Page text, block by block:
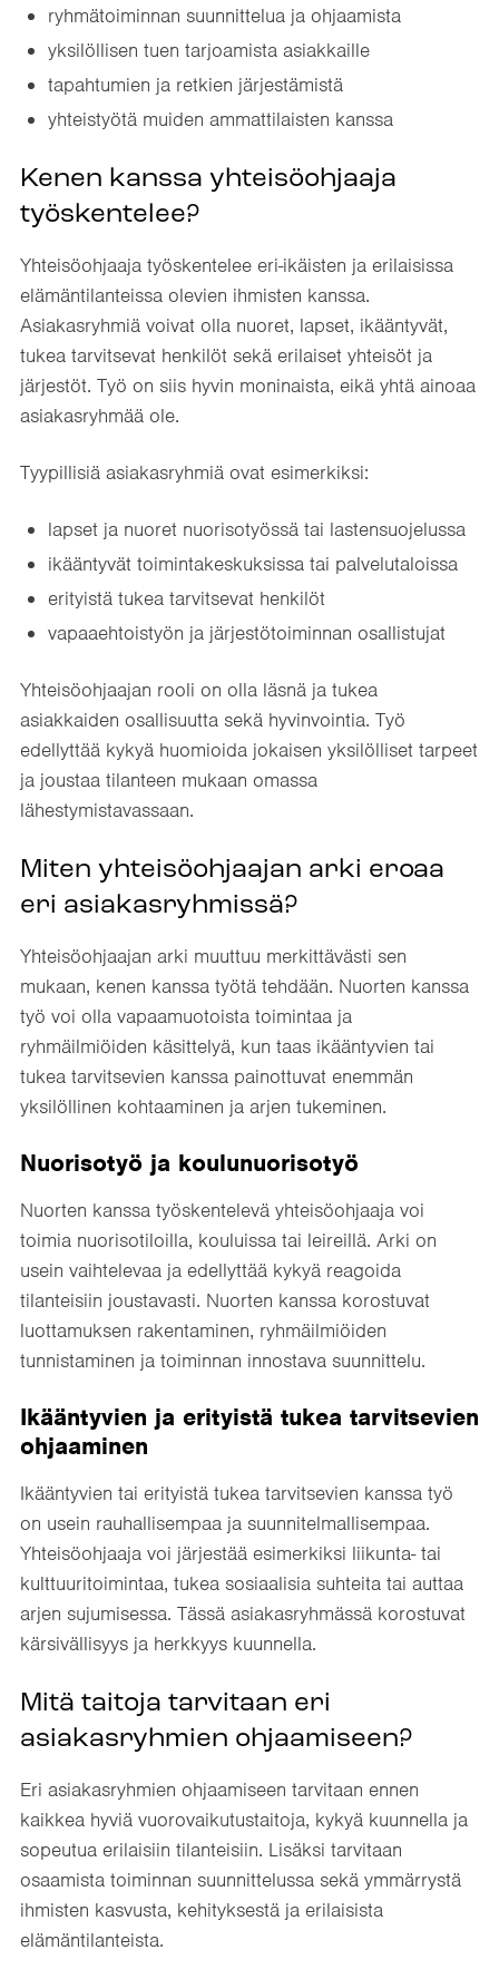
ryhmätoiminnan suunnittelua ja ohjaamista
yksilöllisen tuen tarjoamista asiakkaille
tapahtumien ja retkien järjestämistä
yhteistyötä muiden ammattilaisten kanssa
Kenen kanssa yhteisöohjaaja
työskentelee?
Yhteisöohjaaja työskentelee eri-ikäisten ja erilaisissa
elämäntilanteissa olevien ihmisten kanssa.
Asiakasryhmiä voivat olla nuoret, lapset, ikääntyvät,
tukea tarvitsevat henkilöt sekä erilaiset yhteisöt ja
järjestöt. Työ on siis hyvin moninaista, eikä yhtä ainoaa
asiakasryhmää ole.
Tyypillisiä asiakasryhmiä ovat esimerkiksi:
lapset ja nuoret nuorisotyössä tai lastensuojelussa
ikääntyvät toimintakeskuksissa tai palvelutaloissa
erityistä tukea tarvitsevat henkilöt
vapaaehtoistyön ja järjestötoiminnan osallistujat
Yhteisöohjaajan rooli on olla läsnä ja tukea
asiakkaiden osallisuutta sekä hyvinvointia. Työ
edellyttää kykyä huomioida jokaisen yksilölliset tarpeet
ja joustaa tilanteen mukaan omassa
lähestymistavassaan.
Miten yhteisöohjaajan arki eroaa
eri asiakasryhmissä?
Yhteisöohjaajan arki muuttuu merkittävästi sen
mukaan, kenen kanssa työtä tehdään. Nuorten kanssa
työ voi olla vapaamuotoista toimintaa ja
ryhmäilmiöiden käsittelyä, kun taas ikääntyvien tai
tukea tarvitsevien kanssa painottuvat enemmän
yksilöllinen kohtaaminen ja arjen tukeminen.
Nuorisotyö ja koulunuorisotyö
Nuorten kanssa työskentelevä yhteisöohjaaja voi
toimia nuorisotiloilla, kouluissa tai leireillä. Arki on
usein vaihtelevaa ja edellyttää kykyä reagoida
tilanteisiin joustavasti. Nuorten kanssa korostuvat
luottamuksen rakentaminen, ryhmäilmiöiden
tunnistaminen ja toiminnan innostava suunnittelu.
Ikääntyvien ja erityistä tukea tarvitsevien
ohjaaminen
Ikääntyvien tai erityistä tukea tarvitsevien kanssa työ
on usein rauhallisempaa ja suunnitelmallisempaa.
Yhteisöohjaaja voi järjestää esimerkiksi liikunta- tai
kulttuuritoimintaa, tukea sosiaalisia suhteita tai auttaa
arjen sujumisessa. Tässä asiakasryhmässä korostuvat
kärsivällisyys ja herkkyys kuunnella.
Mitä taitoja tarvitaan eri
asiakasryhmien ohjaamiseen?
Eri asiakasryhmien ohjaamiseen tarvitaan ennen
kaikkea hyviä vuorovaikutustaitoja, kykyä kuunnella ja
sopeutua erilaisiin tilanteisiin. Lisäksi tarvitaan
osaamista toiminnan suunnittelussa sekä ymmärrystä
ihmisten kasvusta, kehityksestä ja erilaisista
elämäntilanteista.